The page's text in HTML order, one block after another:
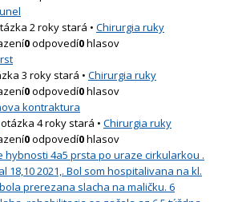
2 roky stará • Chirurgia ruky
0odpovedí0hlasov
3 roky stará • Chirurgia ruky
0odpovedí0hlasov
kontraktura
otázka 4 roky stará • Chirurgia ruky
0odpovedí0hlasov
hybnosti 4a5 prsta po uraze cirkularkou .
18,10 2021,. Bol som hospitalivana na kl.
prerezana slacha na maličku. 6